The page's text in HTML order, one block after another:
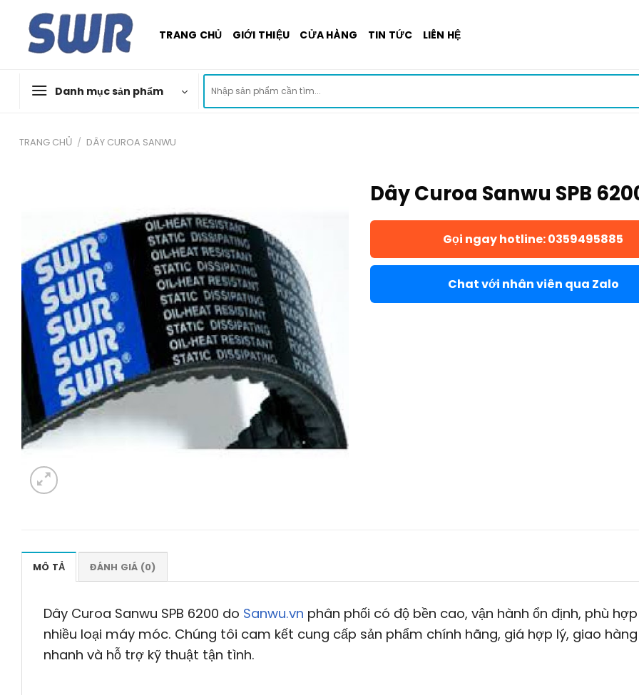
content
TRANG CHỦ GIỚI THIỆU CỬA HÀNG TIN TỨC LIÊN HỆ
Danh mục sản phẩm
kiếm:
TRANG CHỦ / DÂY CUROA SANWU
Dây Curoa Sanwu SPB
Gọi ngay hotline: 0359495885
Chat với nhân viên qua Zalo
MÔ TẢ ĐÁNH GIÁ (0)
Dây Curoa Sanwu SPB 6200 do Sanwu.vn phân phối có độ bền cao, vận hành ổn định, phù
nhiều loại máy móc. Chúng tôi cam kết cung cấp sản phẩm chính hãng, giá hợp lý, giao hàng
nhanh và hỗ trợ kỹ thuật tận tình.